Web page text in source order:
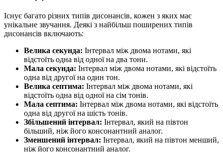
Існує багато різних типів дисонансів, кожен з яких має
унікальне звучання. Деякі з найбільш поширених типів
дисонансів включають:
Велика секунда: Інтервал між двома нотами, які
відстоїть одна від одної на два тони.
Мала секунда: Інтервал між двома нотами, які відстоїть
одна від другої на один тон.
Велика септима: Інтервал між двома нотами, які
відстоїть одна від одної на сім тонів.
Мала септима: Інтервал між двома нотами, які відстоїть
одна від другої на шість тонів.
Збільшений інтервал: Інтервал, який на півтон
більший, ніж його консонантний аналог.
Зменшений інтервал: Інтервал, який на півтон менший,
ніж його консонантний аналог.